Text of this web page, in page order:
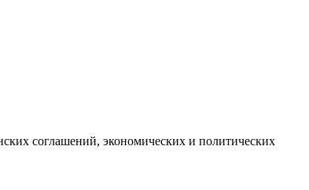
соглашений, экономических и политических